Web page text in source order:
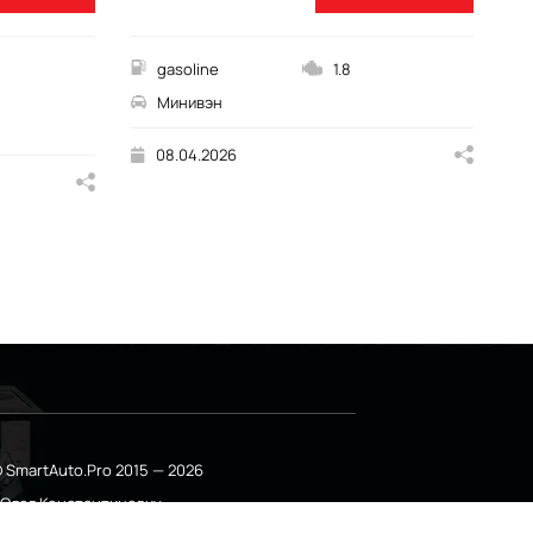
gasoline
1.8
Минивэн
08.04.2026
2015 — 2026
Константинович